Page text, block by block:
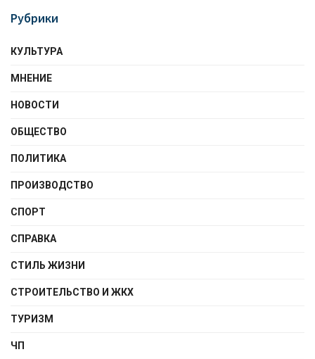
Рубрики
КУЛЬТУРА
МНЕНИЕ
НОВОСТИ
ОБЩЕСТВО
ПОЛИТИКА
ПРОИЗВОДСТВО
СПОРТ
СПРАВКА
СТИЛЬ ЖИЗНИ
СТРОИТЕЛЬСТВО И ЖКХ
ТУРИЗМ
ЧП